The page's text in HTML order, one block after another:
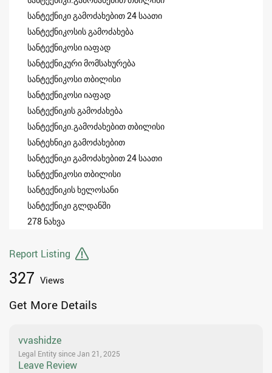
სანტექნიკი გამოძახებით 24 საათი
სანტექნიკოსის გამოძახება
სანტექნიკოსი იაფად
სანტექნიკური მომსახურება
სანტექნიკოსი თბილისი
სანტექნიკოსი იაფად
სანტექნიკის გამოძახება
სანტექნიკი.გამოძახებით თბილისი
სანტეხნიკი გამოძახებით
სანტექნიკი გამოძახებით 24 საათი
სანტექნიკოსი თბილისი
სანტექნიკის ხელოსანი
სანტექნიკი გლდანში
278 ნახვა
Report Listing
327 Views
Get More Details
vvashidze
Legal Entity since Jan 21, 2025
Leave Review